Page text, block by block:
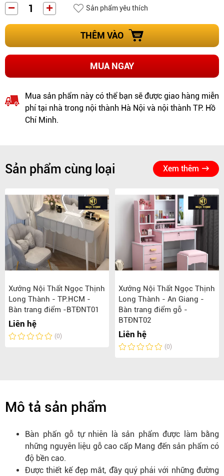
Sản phẩm yêu thích
THÊM VÀO
MUA NGAY
Mua sản phẩm này có thể bạn sẽ được giao hàng miễn
phí tại nhà trong nội thành Hà Nội và nội thành TP. Hồ
Chí Minh.
Sản phẩm cùng loại Xem thêm
Xưởng Nội Thất Ngọc Thịnh
Long Thành - TP.HCM -
Bàn trang điểm -BTĐNT01
Liên hệ
(0)
Xưởng Nội Thất Ngọc Thịnh
Long Thành - An Giang -
Bàn trang điểm gỗ -
BTĐNT02
Liên hệ
(0)
Mô tả sản phẩm
Bàn phấn gỗ tự nhiên là sản phẩm được làm bằng
những nguyên liệu gỗ cao cấp Mang đến sản phẩm có
độ bền cao.
Được thiết kế đẹp mắt, đầy quý phái với những đường